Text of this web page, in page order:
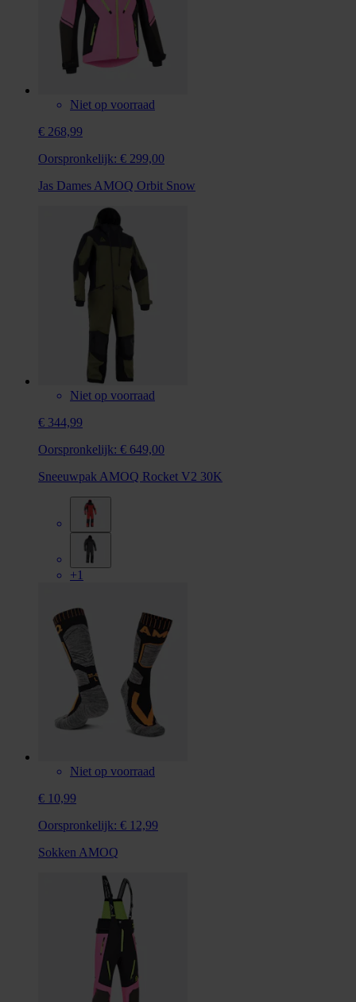
Niet op voorraad
€ 268,99
Oorspronkelijk: € 299,00
Jas Dames AMOQ Orbit Snow
Niet op voorraad
€ 344,99
Oorspronkelijk: € 649,00
Sneeuwpak AMOQ Rocket V2 30K
+1
Niet op voorraad
€ 10,99
Oorspronkelijk: € 12,99
Sokken AMOQ